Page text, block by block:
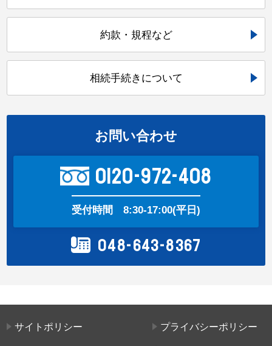
約款・規程など
相続手続きについて
お問い合わせ
0120-972-408
受付時間 8:30-17:00(平日)
048-643-8367
サイトポリシー プライバシーポリシー